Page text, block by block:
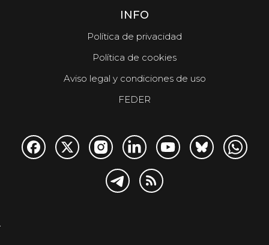
INFO
Política de privacidad
Política de cookies
Aviso legal y condiciones de uso
FEDER